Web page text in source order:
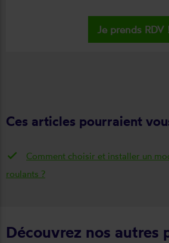
Je prends RDV
Ces articles pourraient
Comment choisir et installer un
roulants ?
Découvrez nos autres